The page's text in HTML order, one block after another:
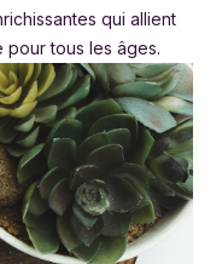
qui allient
tous les âges.